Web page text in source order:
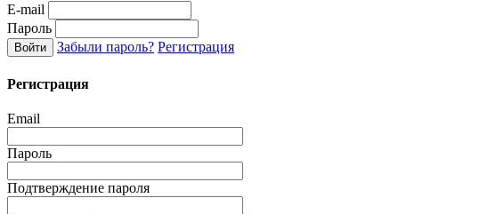
E-mail
Пароль
Забыли пароль? Регистрация
Регистрация
Email
Пароль
Подтверждение пароля